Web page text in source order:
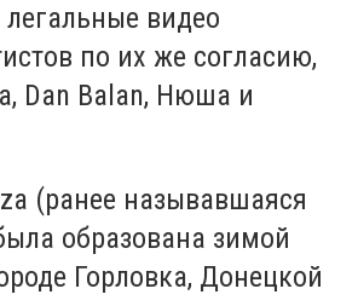
видео
по их же согласию,
Dan Balan, Нюша и
(ранее называвшаяся
образована зимой
Горловка, Донецкой